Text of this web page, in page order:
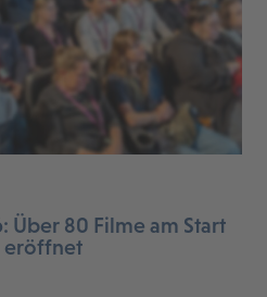
Über 80 Filme am Start
eröffnet